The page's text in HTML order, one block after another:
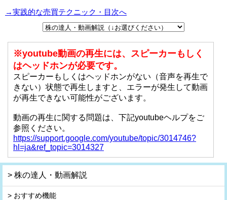
→実践的な売買テクニック・目次へ
※youtube動画の再生には、スピーカーもしく
はヘッドホンが必要です。
スピーカーもしくはヘッドホンがない（音声を再生で
きない）状態で再生しますと、エラーが発生して動画
が再生できない可能性がございます。
動画の再生に関する問題は、下記youtubeヘルプをご
参照ください。
https://support.google.com/youtube/topic/3014746?
hl=ja&ref_topic=3014327
> 株の達人・動画解説
> おすすめ機能